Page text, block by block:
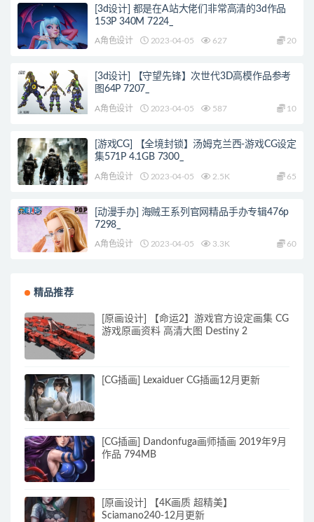
[3d设计] 都是在A站大佬们非常高清的3d作品
153P 340M 7224_
A角色设计 2023-04-05 627 20
[3d设计] 【守望先锋】次世代3D高模作品参考
图64P 7207_
A角色设计 2023-04-05 587 10
[游戏CG] 【全境封锁】汤姆克兰西-游戏CG设定
集571P 4.1GB 7300_
A角色设计 2023-04-05 2.5K 65
[动漫手办] 海贼王系列官网精品手办专辑476p
7298_
A角色设计 2023-04-05 3.3K 60
精品推荐
[原画设计] 【命运2】游戏官方设定画集 CG
游戏原画资料 高清大图 Destiny 2
[CG插画] Lexaiduer CG插画12月更新
[CG插画] Dandonfuga画师插画 2019年9月
作品 794MB
[原画设计] 【4K画质 超精美】
Sciamano240-12月更新